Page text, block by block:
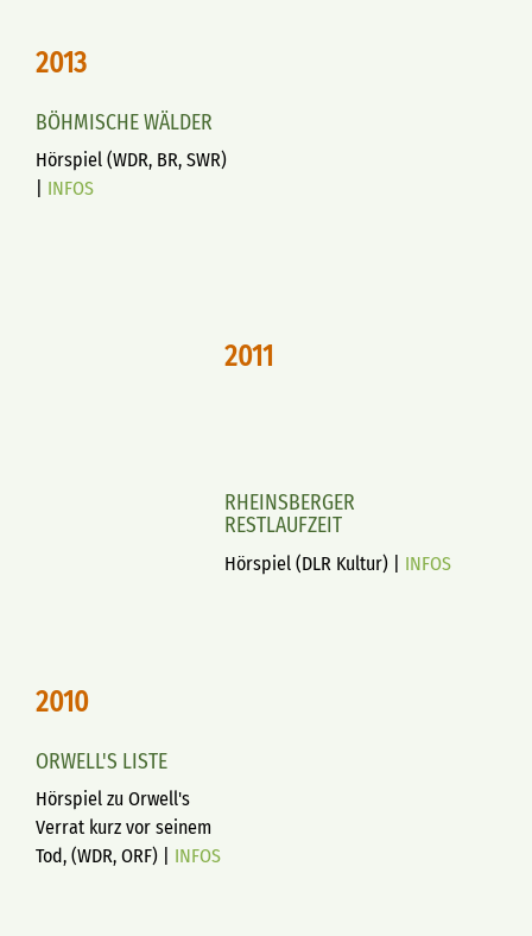
2013
BÖHMISCHE WÄLDER
Hörspiel (WDR, BR, SWR)
INFOS
2011
RHEINSBERGER
RESTLAUFZEIT
Hörspiel (DLR Kultur) | INFOS
2010
ORWELL'S LISTE
Hörspiel zu Orwell's
Verrat kurz vor seinem
Tod, (WDR, ORF) | INFOS